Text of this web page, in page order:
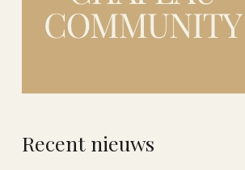
Recent nieuws